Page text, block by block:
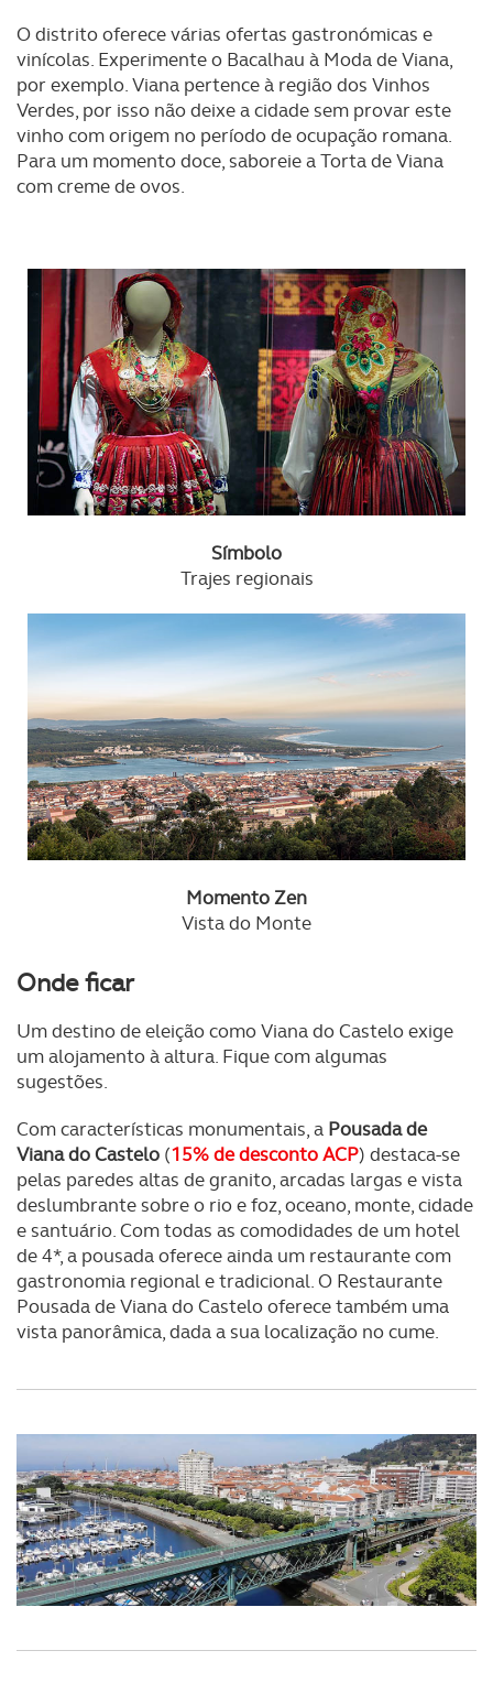
O distrito oferece várias ofertas gastronómicas e
vinícolas. Experimente o Bacalhau à Moda de Viana,
por exemplo. Viana pertence à região dos Vinhos
Verdes, por isso não deixe a cidade sem provar este
vinho com origem no período de ocupação romana.
Para um momento doce, saboreie a Torta de Viana
com creme de ovos.
Símbolo
Trajes regionais
Momento Zen
Vista do Monte
Onde ficar
Um destino de eleição como Viana do Castelo exige
um alojamento à altura. Fique com algumas
sugestões.
Com características monumentais, a Pousada de
Viana do Castelo (15% de desconto ACP) destaca-se
pelas paredes altas de granito, arcadas largas e vista
deslumbrante sobre o rio e foz, oceano, monte, cidade
e santuário. Com todas as comodidades de um hotel
de 4*, a pousada oferece ainda um restaurante com
gastronomia regional e tradicional. O Restaurante
Pousada de Viana do Castelo oferece também uma
vista panorâmica, dada a sua localização no cume.